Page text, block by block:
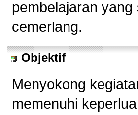
pembelajaran
cemerlang.
Objektif
Menyokong
memenuhi